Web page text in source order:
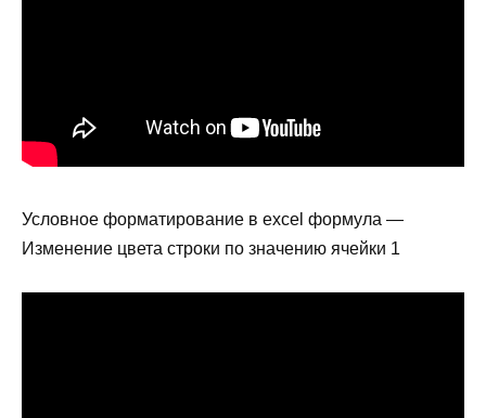
Условное форматирование в excel формула —
Изменение цвета строки по значению ячейки 1